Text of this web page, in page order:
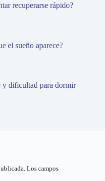
recuperarse rápido?
el sueño aparece?
y dificultad para dormir
Los campos